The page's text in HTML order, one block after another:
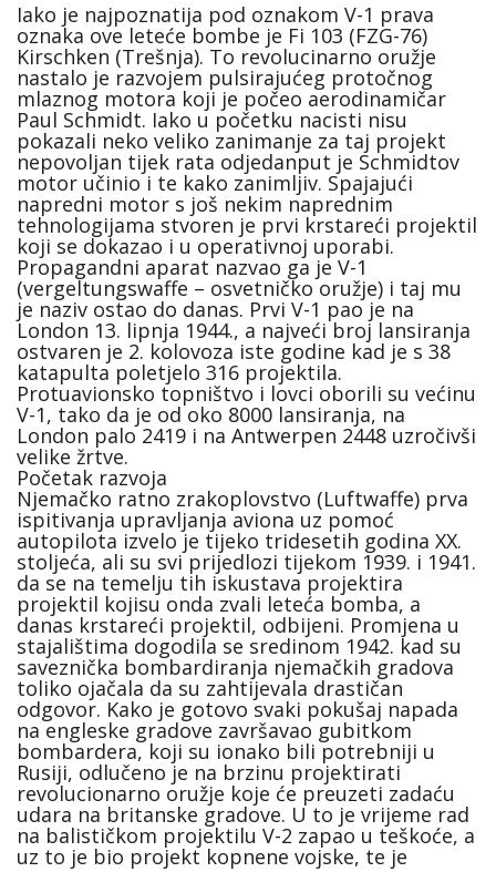
Iako je najpoznatija pod oznakom V-1 prava
oznaka ove leteće bombe je Fi 103 (FZG-76)
Kirschken (Trešnja). To revolucinarno oružje
nastalo je razvojem pulsirajućeg protočnog
mlaznog motora koji je počeo aerodinamičar
Paul Schmidt. Iako u početku nacisti nisu
pokazali neko veliko zanimanje za taj projekt
nepovoljan tijek rata odjedanput je Schmidtov
motor učinio i te kako zanimljiv. Spajajući
napredni motor s još nekim naprednim
tehnologijama stvoren je prvi krstareći projektil
koji se dokazao i u operativnoj uporabi.
Propagandni aparat nazvao ga je V-1
(vergeltungswaffe – osvetničko oružje) i taj mu
je naziv ostao do danas. Prvi V-1 pao je na
London 13. lipnja 1944., a najveći broj lansiranja
ostvaren je 2. kolovoza iste godine kad je s 38
katapulta poletjelo 316 projektila.
Protuavionsko topništvo i lovci oborili su većinu
V-1, tako da je od oko 8000 lansiranja, na
London palo 2419 i na Antwerpen 2448 uzročivši
velike žrtve.
Početak razvoja
Njemačko ratno zrakoplovstvo (Luftwaffe) prva
ispitivanja upravljanja aviona uz pomoć
autopilota izvelo je tijeko tridesetih godina XX.
stoljeća, ali su svi prijedlozi tijekom 1939. i 1941.
da se na temelju tih iskustava projektira
projektil kojisu onda zvali leteća bomba, a
danas krstareći projektil, odbijeni. Promjena u
stajalištima dogodila se sredinom 1942. kad su
saveznička bombardiranja njemačkih gradova
toliko ojačala da su zahtijevala drastičan
odgovor. Kako je gotovo svaki pokušaj napada
na engleske gradove završavao gubitkom
bombardera, koji su ionako bili potrebniji u
Rusiji, odlučeno je na brzinu projektirati
revolucionarno oružje koje će preuzeti zadaću
udara na britanske gradove. U to je vrijeme rad
na balističkom projektilu V-2 zapao u teškoće, a
uz to je bio projekt kopnene vojske, te je